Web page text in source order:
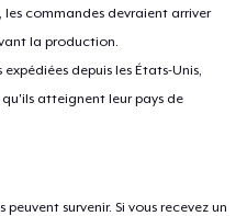
les commandes devraient arriver
la production.
depuis les États-Unis,
qu'ils atteignent leur pays de
survenir. Si vous recevez un